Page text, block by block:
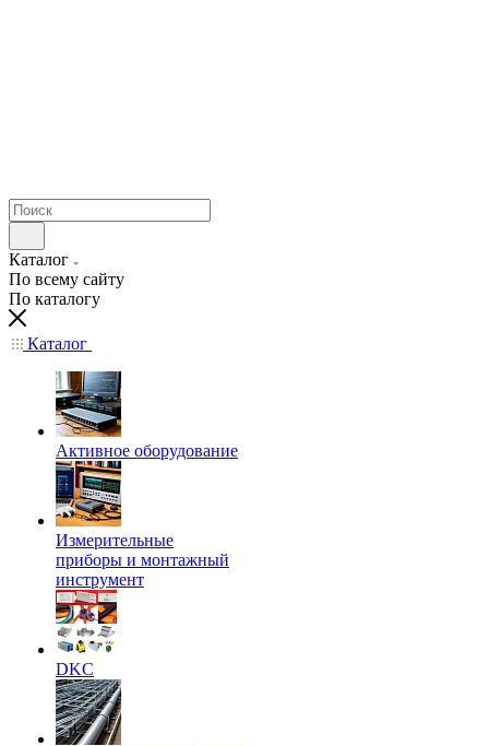
Каталог
По всему сайту
По каталогу
Каталог
Активное оборудование
Измерительные
приборы и монтажный
инструмент
DKC